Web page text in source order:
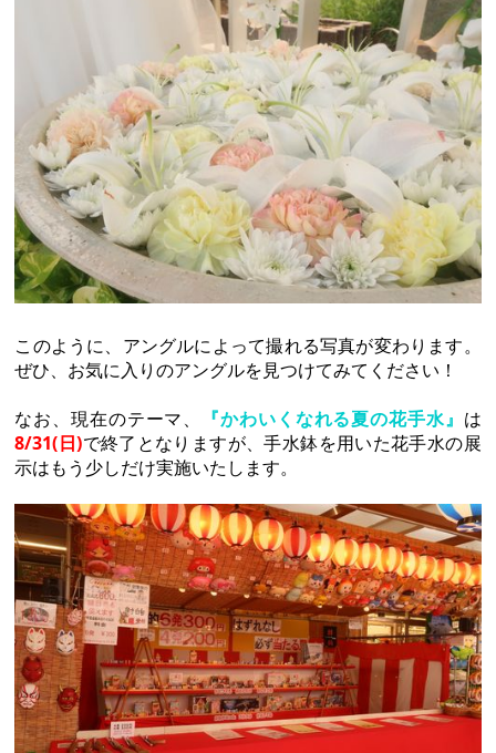
このように、アングルによって撮れる写真が変わります。
ぜひ、お気に入りのアングルを見つけてみてください！
なお、現在のテーマ、
『かわいくなれる夏の花手水』 は
8/31(日)で終了となりますが、手水鉢を用いた花手水の展
示はもう少しだけ実施いたします。